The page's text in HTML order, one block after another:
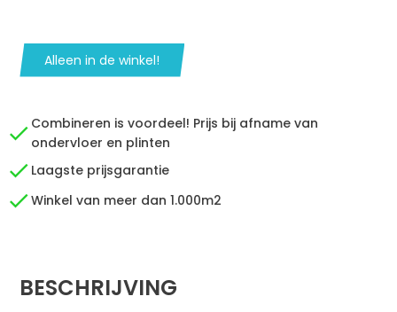
Alleen in de winkel!
Combineren is voordeel! Prijs bij afname van
ondervloer en plinten
Laagste prijsgarantie
Winkel van meer dan 1.000m2
BESCHRIJVING